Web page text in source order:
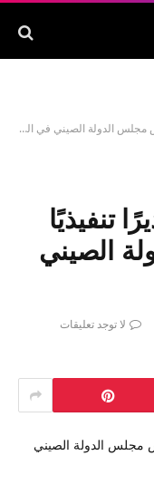
كوك و20 مديرًا تنفيذيًا
الصيني
لا توجد تعليقات